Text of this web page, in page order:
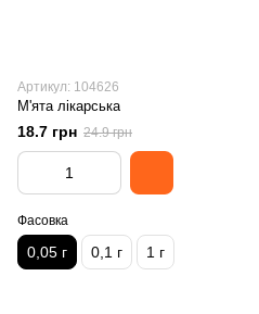
Артикул: 104626
М'ята лікарська
18.7 грн 24.9 грн
Фасовка
0,05 г 0,1 г 1 г